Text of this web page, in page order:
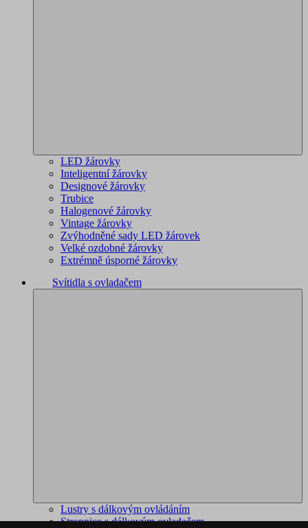
LED žárovky
Inteligentní žárovky
Designové žárovky
Trubice
Halogenové žárovky
Vintage žárovky
Zvýhodněné sady LED žárovek
Velké ozdobné žárovky
Extrémně úsporné žárovky
Svítidla s ovladačem
Lustry s dálkovým ovládáním
Stropnice s dálkovým ovladačem